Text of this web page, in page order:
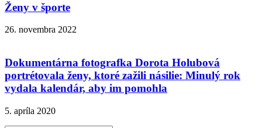
Ženy v športe
26. novembra 2022
Dokumentárna fotografka Dorota Holubová
portrétovala ženy, ktoré zažili násilie: Minulý rok
vydala kalendár, aby im pomohla
5. apríla 2020